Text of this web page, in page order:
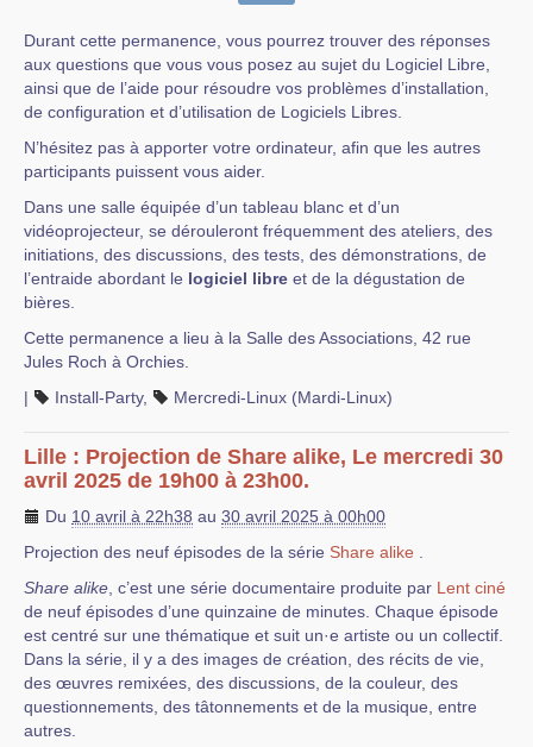
Durant cette permanence, vous pourrez trouver des réponses
aux questions que vous vous posez au sujet du Logiciel Libre,
ainsi que de l’aide pour résoudre vos problèmes d’installation,
de configuration et d’utilisation de Logiciels Libres.
N’hésitez pas à apporter votre ordinateur, afin que les autres
participants puissent vous aider.
Dans une salle équipée d’un tableau blanc et d’un
vidéoprojecteur, se dérouleront fréquemment des ateliers, des
initiations, des discussions, des tests, des démonstrations, de
l’entraide abordant le logiciel libre et de la dégustation de
bières.
Cette permanence a lieu à la Salle des Associations, 42 rue
Jules Roch à Orchies.
|
Install-Party, Mercredi-Linux (Mardi-Linux)
Lille : Projection de Share alike, Le mercredi 30
avril 2025 de 19h00 à 23h00.
Du 10 avril à 22h38 au 30 avril 2025 à 00h00
Projection des neuf épisodes de la série Share alike
Share alike , c’est une série documentaire produite par Lent ciné
de neuf épisodes d’une quinzaine de minutes. Chaque épisode
est centré sur une thématique et suit un·e artiste ou un collectif.
Dans la série, il y a des images de création, des récits de vie,
des œuvres remixées, des discussions, de la couleur, des
questionnements, des tâtonnements et de la musique, entre
autres.